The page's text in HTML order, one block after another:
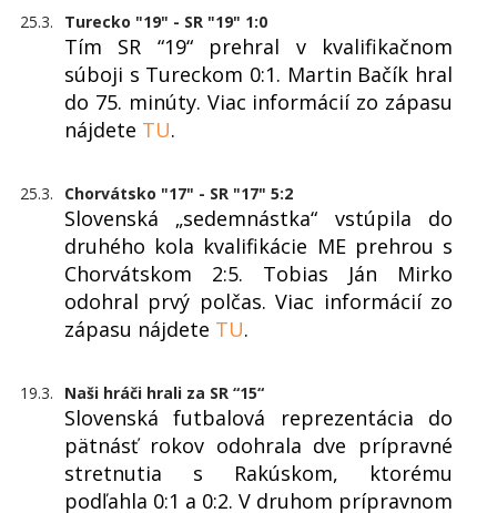
25.3. Turecko "19" - SR "19" 1:0
Tím SR “19“ prehral v kvalifikačnom
súboji s Tureckom 0:1. Martin Bačík hral
do 75. minúty. Viac informácií zo zápasu
nájdete TU.
25.3. Chorvátsko "17" - SR "17" 5:2
Slovenská „sedemnástka“ vstúpila do
druhého kola kvalifikácie ME prehrou s
Chorvátskom 2:5. Tobias Ján Mirko
odohral prvý polčas. Viac informácií zo
zápasu nájdete TU.
19.3. Naši hráči hrali za SR “15“
Slovenská futbalová reprezentácia do
pätnásť rokov odohrala dve prípravné
stretnutia s Rakúskom, ktorému
podľahla 0:1 a 0:2. V druhom prípravnom